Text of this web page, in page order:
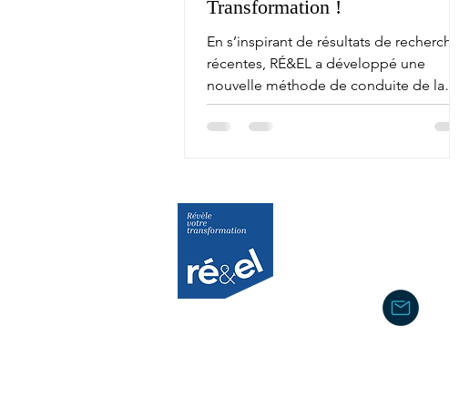
Transformation !
En s’inspirant de résultats de recherches
récentes, RÉ&EL a développé une
nouvelle méthode de conduite de la
transformation.